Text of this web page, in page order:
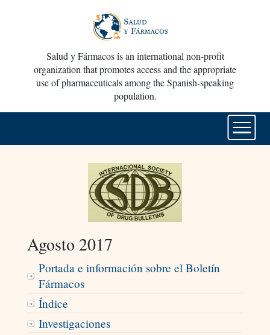
Salud y Fármacos is an international non-profit
organization that promotes access and the appropriate
use of pharmaceuticals among the Spanish-speaking
population.
Agosto 2017
Portada e información sobre el Boletín
Fármacos
Índice
Investigaciones